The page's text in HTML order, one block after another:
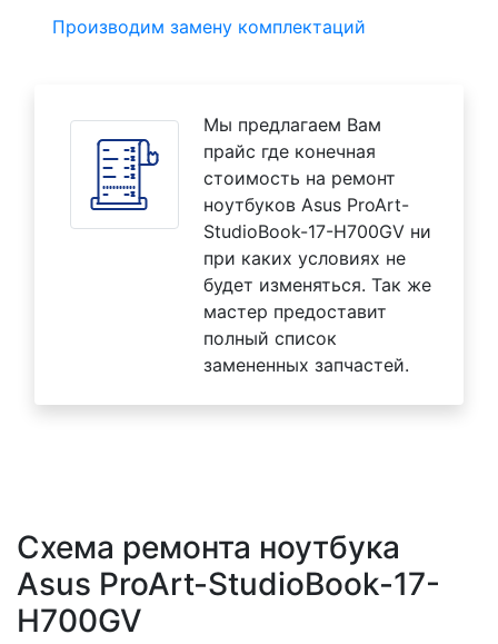
Производим замену комплектаций
Мы предлагаем Вам
прайс где конечная
стоимость на ремонт
ноутбуков Asus ProArt-
StudioBook-17-H700GV ни
при каких условиях не
будет изменяться. Так же
мастер предоставит
полный список
замененных запчастей.
Схема ремонта ноутбука
Asus ProArt-StudioBook-17-
H700GV